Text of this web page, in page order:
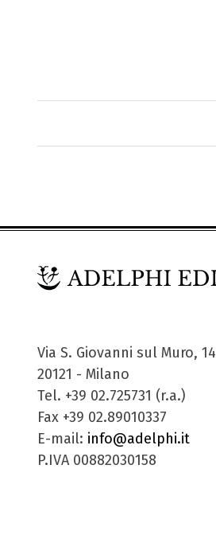
Via S. Giovanni sul Muro, 14
20121 - Milano
Tel. +39 02.725731 (r.a.)
Fax +39 02.89010337
E-mail: info@adelphi.it
P.IVA 00882030158